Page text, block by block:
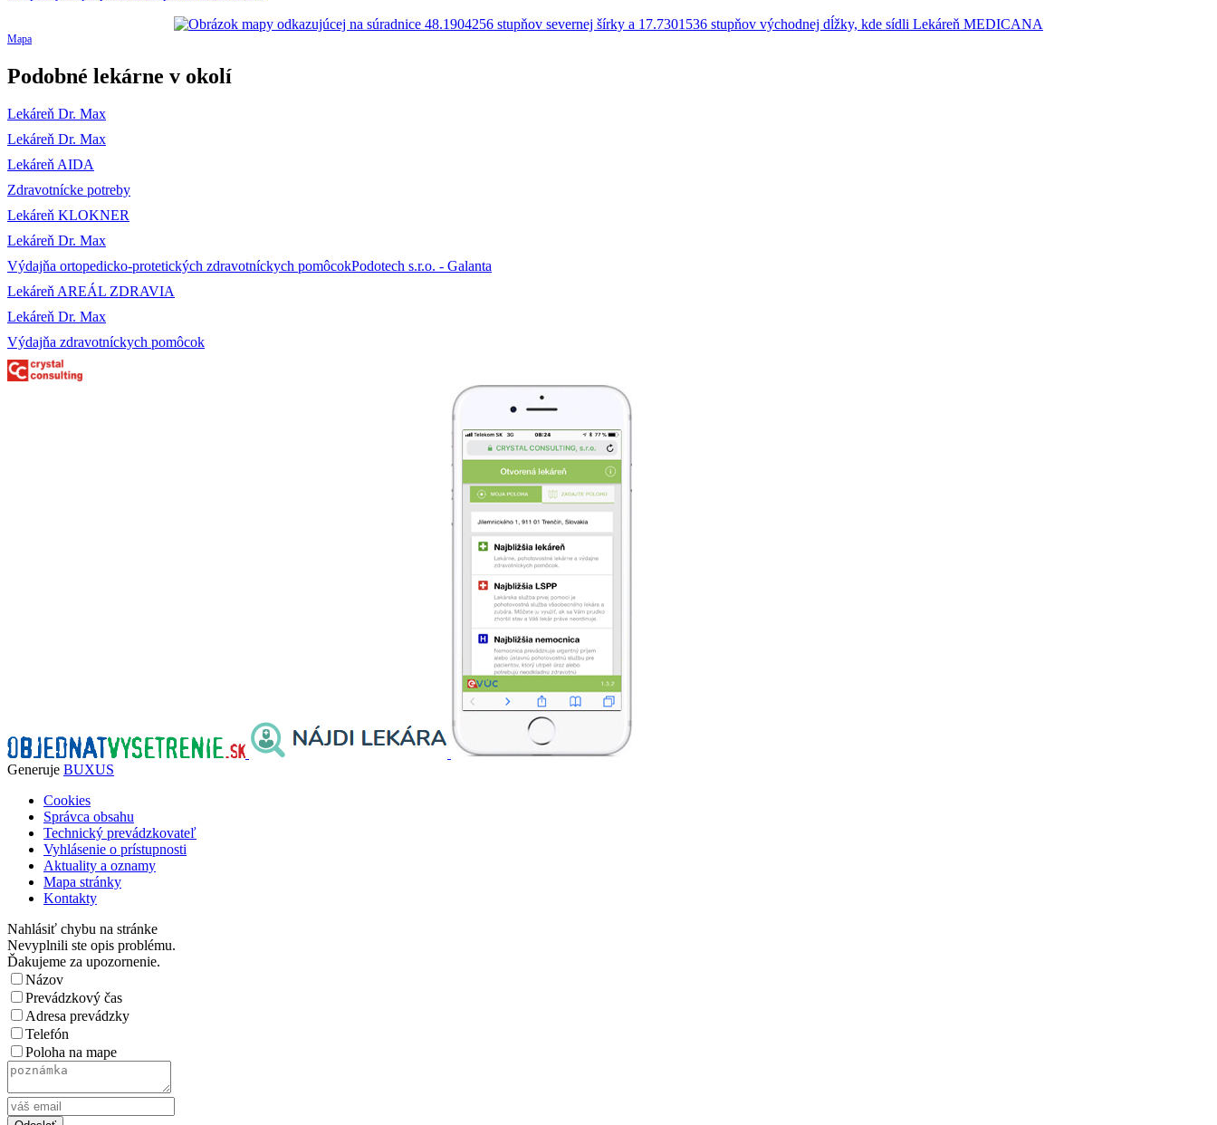
Mapa
Podobné lekárne v okolí
Lekáreň Dr. Max
Lekáreň Dr. Max
Lekáreň AIDA
Zdravotnícke potreby
Lekáreň KLOKNER
Lekáreň Dr. Max
Výdajňa ortopedicko-protetických zdravotníckych pomôcokPodotech s.r.o. - Galanta
Lekáreň AREÁL ZDRAVIA
Lekáreň Dr. Max
Výdajňa zdravotníckych pomôcok
Generuje BUXUS
Cookies
Správca obsahu
Technický prevádzkovateľ
Vyhlásenie o prístupnosti
Aktuality a oznamy
Mapa stránky
Kontakty
Nahlásiť chybu na stránke
Nevyplnili ste opis problému.
Ďakujeme za upozornenie.
Názov
Prevádzkový čas
Adresa prevádzky
Telefón
Poloha na mape